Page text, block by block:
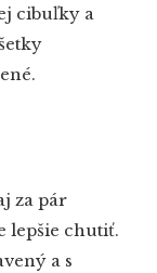
cibuľky a
za pár
lepšie chutiť.
a s